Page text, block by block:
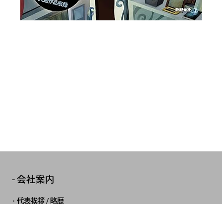
会社案内
代表挨拶 / 略歴